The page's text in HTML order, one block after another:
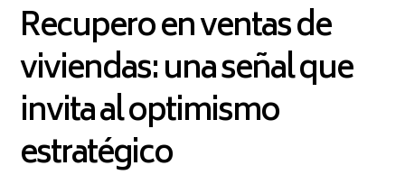
Recupero en ventas de
viviendas: una señal que
invita al optimismo
estratégico